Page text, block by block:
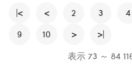
|< < 2 3 4
9
10 >
>|
表示 73 ～ 84